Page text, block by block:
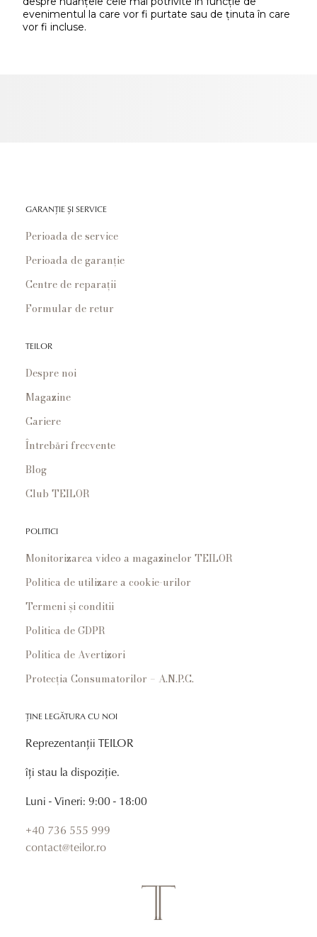
evenimentul la care vor fi purtate sau de ținuta în care
vor fi incluse.
GARANȚIE ȘI SERVICE
Perioada de service
Perioada de garanție
Centre de reparații
Formular de retur
TEILOR
Despre noi
Magazine
Cariere
Întrebări frecvente
Blog
Club TEILOR
POLITICI
Monitorizarea video a magazinelor TEILOR
Politica de utilizare a cookie-urilor
Termeni și conditii
Politica de GDPR
Politica de Avertizori
Protecția Consumatorilor – A.N.P.C.
ȚINE LEGĂTURA CU NOI
Reprezentanții TEILOR
îți stau la dispoziție.
Luni - Vineri: 9:00 - 18:00
+40 736 555 999
contact@teilor.ro